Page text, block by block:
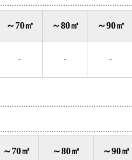
～70㎡ ～80㎡ ～90㎡
- - -
～70㎡ ～80㎡ ～90㎡